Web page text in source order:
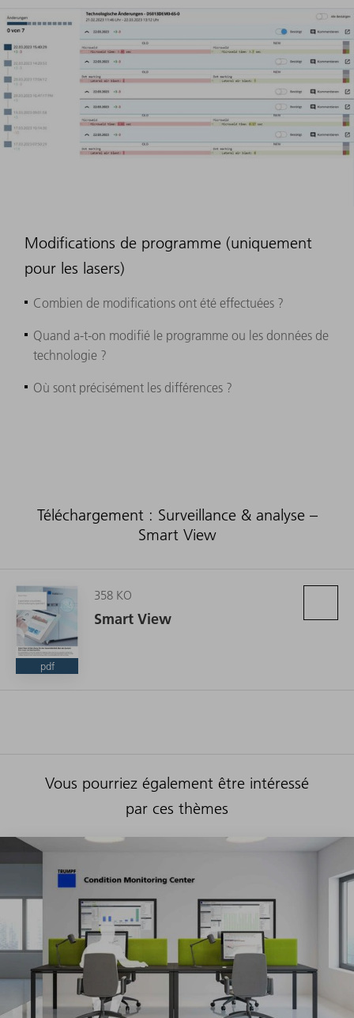
Modifications de programme (uniquement
pour les lasers)
Combien de modifications ont été effectuées ?
Quand a-t-on modifié le programme ou les données de
technologie ?
Où sont précisément les différences ?
Téléchargement : Surveillance & analyse –
Smart View
pdf
358 KO
Smart View
Vous pourriez également être intéressé
par ces thèmes